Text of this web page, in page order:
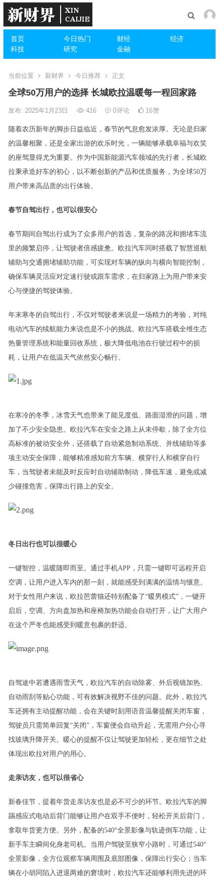
首页 今日热门 财经
经济
科技
研究 金融
当前位置 新财界 今日推荐 正文
全球50万用户的选择 长城欧拉温暖每一程回家路
发布: 2025年1月23日 416 0评论 16赞
随着农历新年的脚步日益临近，春节的气息愈发浓厚。 无论是归家
的温馨相聚，还是全家出游的欢乐时光，一辆能够承载幸福与欢笑
的座驾显得尤为重要。 作为中国新能源汽车领域的先行者，长城欧
拉秉承造好车的初心，以不断创新的产品和优质服务，为全球50万
用户带来高品质的出行体验。
春节自驾出行， 也可以很安心
春节期间自驾出行成为了众多用户的首选，复杂的路况和拥堵车流
里 的频繁启停， 让驾驶者倍感疲惫。
欧拉汽车同时搭载了智慧巡航
辅助与交通拥堵辅助功能，可实现对车辆的纵向与横向智能控制，
确保车辆灵活应对定速行驶或跟车需求，在归家路上为用户带来安
心与便捷的驾驶体验。
年末寒冬的自驾出行， 不仅对驾驶者来说是一场精力的考验， 对纯
电动汽车的续航能力来说也是不小的挑战。
欧拉汽车搭载全维生态
热量管理系统和能量回收系统， 极大降低电池在行驶过程中的损
耗，让用户在低温天气依然安心畅行。
在寒冷的冬季，冰雪天气也带来了能见度低、路面湿滑的问题，增
加了不少安全隐患。
欧拉汽车在安全之路上从未停歇 ，除了全方位
高标准的被动安全外，还搭载了 自动紧急制动系统、并线辅助等多
项主动安全保障，能够精准感知前方车辆、横穿行人和横穿自行
车，当驾驶者未能及时反应时自动辅助制动，降低车速，避免或减
少碰撞危害，保障出行路上的安全。
冬日出行也可以很暖心
一键智控，温暖随即而至。 通过手机APP，只需一键即可远程开启
空调，让用户进入车内的那一刻，就能感受到满满的温情与惬意。
对于女性用户来说，欧拉芭蕾猫还特别 配备了“暖男模式”，一键开
启后，空调、方向盘加热和座椅加热功能会自动打开， 让广大用户
在这个严冬也能感受到 暖意包裹的舒适。
自驾途中若遭遇雨雪天气，欧拉汽车的自动除雾、外后视镜加热、
自动雨刮 等贴心功能，可有效解决视野不佳的问题。此外，欧拉汽
车还拥有主动提醒功能，会在关键时刻用语音温馨提醒关闭车窗，
驾驶员只需简单回复“关闭”，车窗便会自动升起，无需用户分心寻
找玻璃升降开关。暖心的提醒不仅让驾驶更加轻松，更在细节之处
体现出欧拉对用户的用心。
走亲访友，也可以很省心
新春佳节，提着年货走亲访友也是必不可少的环节。欧拉汽车的脚
踢感应式电动后背门能够让用户在双手不便时，轻松开关后背门，
拿取年货更方便。另外， 配备的540°全景影像与轨迹倒车功能，让
新手车主瞬间化身老司机。当用户驾驶至狭窄小路时，可通过540°
全景影像，全方位观察车辆周围及底部 图像，保障出行安心；当车
辆在小胡同陷入进退两难的窘境时，欧拉汽车还能够利用先进的环